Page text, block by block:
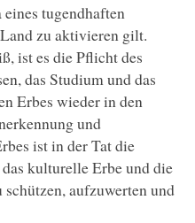
tugendhaften
zu aktivieren gilt.
ist es die Pflicht des
das Studium und das
Erbes wieder in den
und
ist in der Tat die
kulturelle Erbe und die
aufzuwerten und